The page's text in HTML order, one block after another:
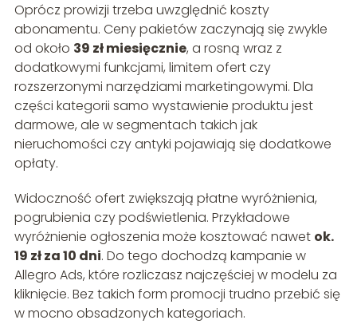
Oprócz prowizji trzeba uwzględnić koszty
abonamentu. Ceny pakietów zaczynają się zwykle
od około 39 zł miesięcznie, a rosną wraz z
dodatkowymi funkcjami, limitem ofert czy
rozszerzonymi narzędziami marketingowymi. Dla
części kategorii samo wystawienie produktu jest
darmowe, ale w segmentach takich jak
nieruchomości czy antyki pojawiają się dodatkowe
opłaty.
Widoczność ofert zwiększają płatne wyróżnienia,
pogrubienia czy podświetlenia. Przykładowe
wyróżnienie ogłoszenia może kosztować nawet ok.
19 zł za 10 dni. Do tego dochodzą kampanie w
Allegro Ads, które rozliczasz najczęściej w modelu za
kliknięcie. Bez takich form promocji trudno przebić się
w mocno obsadzonych kategoriach.